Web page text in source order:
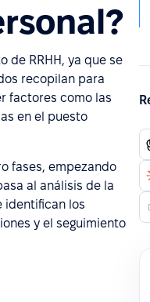
de RRHH, ya que se
recopilan para
factores como las
en el puesto
fases, empezando
al análisis de la
identifican los
y el seguimiento